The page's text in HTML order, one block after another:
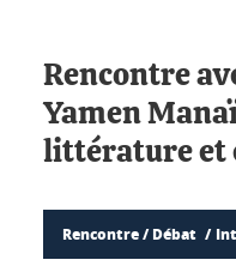
Rencontre
Yamen
littérature et
Rencontre / Débat